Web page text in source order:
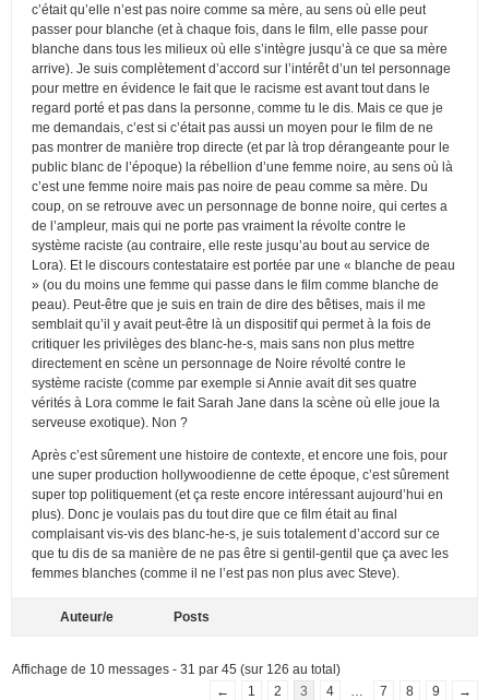
c’était qu’elle n’est pas noire comme sa mère, au sens où elle peut
passer pour blanche (et à chaque fois, dans le film, elle passe pour
blanche dans tous les milieux où elle s’intègre jusqu’à ce que sa mère
arrive). Je suis complètement d’accord sur l’intérêt d’un tel personnage
pour mettre en évidence le fait que le racisme est avant tout dans le
regard porté et pas dans la personne, comme tu le dis. Mais ce que je
me demandais, c’est si c’était pas aussi un moyen pour le film de ne
pas montrer de manière trop directe (et par là trop dérangeante pour le
public blanc de l’époque) la rébellion d’une femme noire, au sens où là
c’est une femme noire mais pas noire de peau comme sa mère. Du
coup, on se retrouve avec un personnage de bonne noire, qui certes a
de l’ampleur, mais qui ne porte pas vraiment la révolte contre le
système raciste (au contraire, elle reste jusqu’au bout au service de
Lora). Et le discours contestataire est portée par une « blanche de peau
» (ou du moins une femme qui passe dans le film comme blanche de
peau). Peut-être que je suis en train de dire des bêtises, mais il me
semblait qu’il y avait peut-être là un dispositif qui permet à la fois de
critiquer les privilèges des blanc-he-s, mais sans non plus mettre
directement en scène un personnage de Noire révolté contre le
système raciste (comme par exemple si Annie avait dit ses quatre
vérités à Lora comme le fait Sarah Jane dans la scène où elle joue la
serveuse exotique). Non ?
Après c’est sûrement une histoire de contexte, et encore une fois, pour
une super production hollywoodienne de cette époque, c’est sûrement
super top politiquement (et ça reste encore intéressant aujourd’hui en
plus). Donc je voulais pas du tout dire que ce film était au final
complaisant vis-vis des blanc-he-s, je suis totalement d’accord sur ce
que tu dis de sa manière de ne pas être si gentil-gentil que ça avec les
femmes blanches (comme il ne l’est pas non plus avec Steve).
Auteur/e Posts
Affichage de 10 messages - 31 par 45 (sur 126 au total)
←
1 2 3 4 7 8 9 →